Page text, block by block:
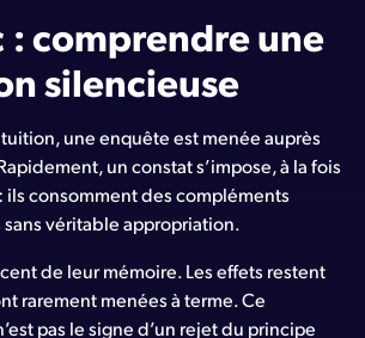
: comprendre une
silencieuse
une enquête est menée auprès
un constat s’impose, à la fois
consomment des compléments
véritable appropriation.
de leur mémoire. Les effets restent
rarement menées à terme. Ce
pas le signe d’un rejet du principe